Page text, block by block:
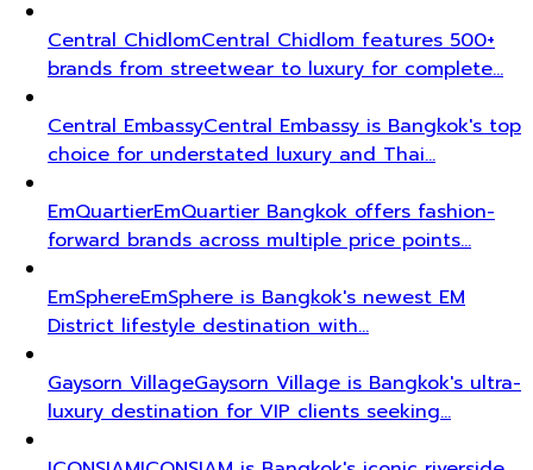
Central ChidlomCentral Chidlom features 500+
brands from streetwear to luxury for complete…
Central EmbassyCentral Embassy is Bangkok's top
choice for understated luxury and Thai…
EmQuartierEmQuartier Bangkok offers fashion-
forward brands across multiple price points…
EmSphereEmSphere is Bangkok's newest EM
District lifestyle destination with…
Gaysorn VillageGaysorn Village is Bangkok's ultra-
luxury destination for VIP clients seeking…